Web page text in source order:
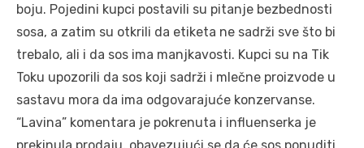
boju. Pojedini kupci postavili su pitanje bezbednosti
sosa, a zatim su otkrili da etiketa ne sadrži sve što bi
trebalo, ali i da sos ima manjkavosti. Kupci su na Tik
Toku upozorili da sos koji sadrži i mlečne proizvode u
sastavu mora da ima odgovarajuće konzervanse.
“Lavina” komentara je pokrenuta i influenserka je
prekinula prodaju, obavezujući se da će sos ponuditi